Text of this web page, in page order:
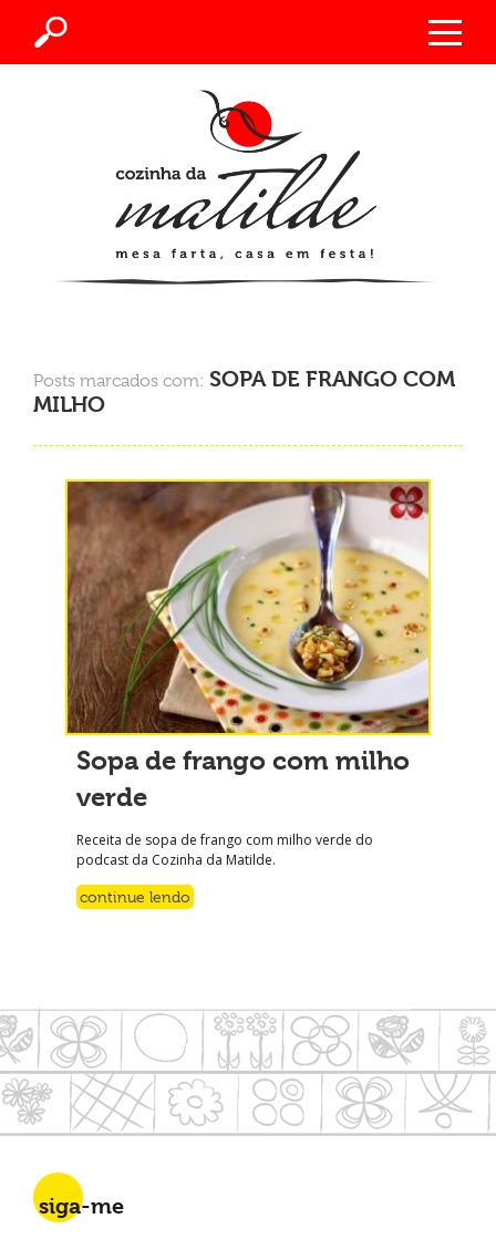
Posts marcados com: SOPA DE FRANGO COM
MILHO
Sopa de frango com milho
verde
Receita de sopa de frango com milho verde do
podcast da Cozinha da Matilde.
continue lendo
siga-me